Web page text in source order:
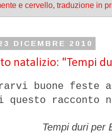
e cervello, traduzione in
DICEMBRE 2010
natalizio: "Tempi
buone feste
questo racconto
Tempi duri per